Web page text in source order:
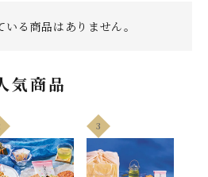
ん
る商品はありません。
気商品
3